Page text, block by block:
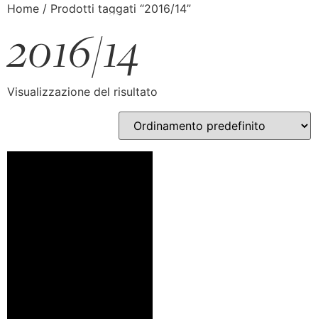
Home / Prodotti taggati “2016/14”
2016/14
Visualizzazione del risultato